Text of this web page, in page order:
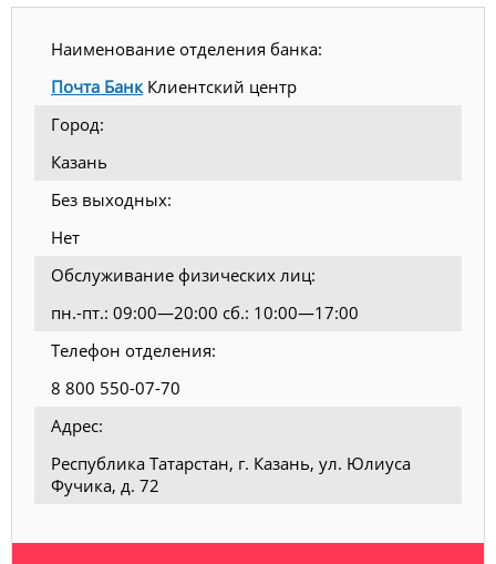
Наименование отделения банка:
Почта БанкКлиентский центр
Город:
Казань
Без выходных:
Нет
Обслуживание физических лиц:
пн.-пт.: 09:00—20:00 сб.: 10:00—17:00
Телефон отделения:
8 800 550-07-70
Адрес:
Республика Татарстан, г. Казань, ул. Юлиуса
Фучика, д. 72